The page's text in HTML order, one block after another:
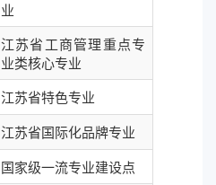
业
江苏省工商管理重点专
业类核心专业
江苏省特色专业
江苏省国际化品牌专业
国家级一流专业建设点